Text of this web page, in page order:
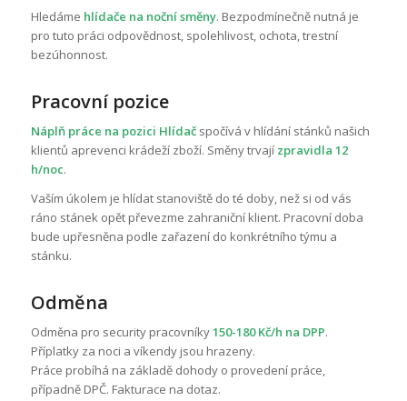
Hledáme hlídače na noční směny. Bezpodmínečně nutná je
pro tuto práci odpovědnost, spolehlivost, ochota, trestní
bezúhonnost.
Pracovní pozice
Náplň práce na pozici Hlídačspočívá v hlídání stánků našich
klientů aprevenci krádeží zboží. Směny trvají zpravidla 12
h/noc.
Vaším úkolem je hlídat stanoviště do té doby, než si od vás
ráno stánek opět převezme zahraniční klient. Pracovní doba
bude upřesněna podle zařazení do konkrétního týmu a
stánku.
Odměna
Odměna pro security pracovníky150-180 Kč/h na DPP.
Příplatky za noci a víkendy jsou hrazeny.
Práce probíhá na základě dohody o provedení práce,
případně DPČ. Fakturace na dotaz.
používat. Pro
využití těchto
cookies
ani je nemůžete
cookies
Analytické a výkonové
soubory cookies se
používají ke sledování
toho, jak návštěvníci
používají. Tyto soubory
umožňují rozpoznat a
vyhodnotit např. počet
návštěvníků a zjistit, jak
se návštěvníci pohybují
na webových stránkách,
když je používají. Tyto